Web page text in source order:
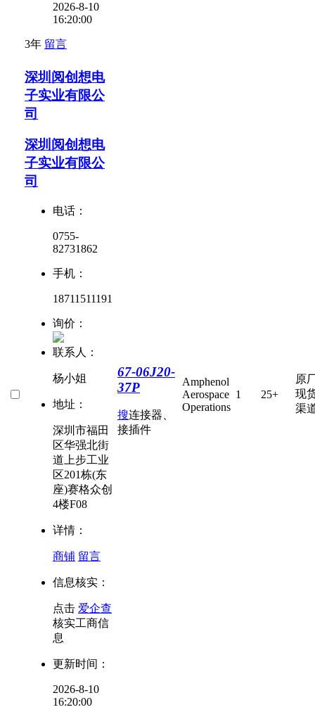
2026-8-10
16:20:00
3年 留言
深圳阅创想电
子实业有限公
司
深圳阅创想电
子实业有限公
司
电话：
0755-
82731862
手机：
18711511191
询价：
联系人：
杨小姐
地址：
深圳市福田
区华强北街
道上步工业
区201栋(东
座)赛格众创
4楼F08
详情：
商铺 留言
信息核实：
点击 爱企查
核实工商信
息
更新时间：
2026-8-10
16:20:00
67-06J20-
37P
搜连接器、
接插件
Amphenol
Aerospace
Operations
1 25+
原
现
渠